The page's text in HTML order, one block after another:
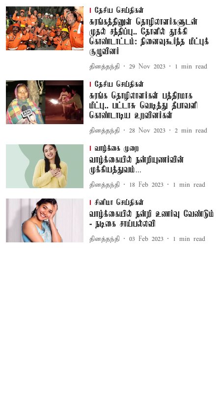
தேசிய செய்திகள்
சுரங்கத்தினுள் தொழிலாளர்களுடன்
முதல் சந்திப்பு.. தோளில் தூக்கி
கொண்டாட்டம்: நினைவுகூர்ந்த மீட்புக்
குழுவினர்
தினத்தந்தி 29 Nov 2023 1 min read
தேசிய செய்திகள்
சுரங்க தொழிலாளர்கள் பத்திரமாக
மீட்பு.. பட்டாசு வெடித்து தீபாவளி
கொண்டாடிய உறவினர்கள்
தினத்தந்தி 28 Nov 2023 2 min read
வாழ்க்கை முறை
வாழ்க்கையில் நன்றியுணர்வின்
முக்கியத்துவம்…
தினத்தந்தி 18 Feb 2023 1 min read
சினிமா செய்திகள்
வாழ்க்கையில் நன்றி உணர்வு வேண்டும்
- நடிகை சாய்பல்லவி
தினத்தந்தி 03 Feb 2023 1 min read